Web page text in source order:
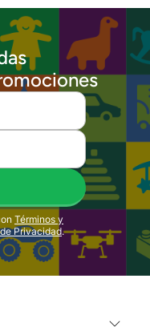
Términos y
Privacidad.